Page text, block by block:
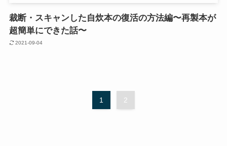
裁断・スキャンした自炊本の復活の方法編〜再製本が
超簡単にできた話〜
2021-09-04
1 2